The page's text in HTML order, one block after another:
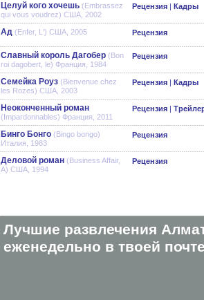
Целуй кого хочешь (Embrassez
qui vous voudrez) США, 2002
Рецензия | Кадры
Ад (Enfer, L') США, 2005 Рецензия
Славный король Дагобер (Bon
roi dagobert, le) Франция, 1984
Рецензия
Семейка Роуз (Bienvenue chez
les Rozes) США, 2003
Рецензия | Кадры
Неоконченный роман
(Impardonnables) Франция, 2011
Рецензия |
Бинго Бонго (Bingo bongo)
Италия, 1983
Рецензия
Деловой роман (Business Affair,
A) США, 1994
Рецензия
Лучшие развлечения
eженедельно в твоей